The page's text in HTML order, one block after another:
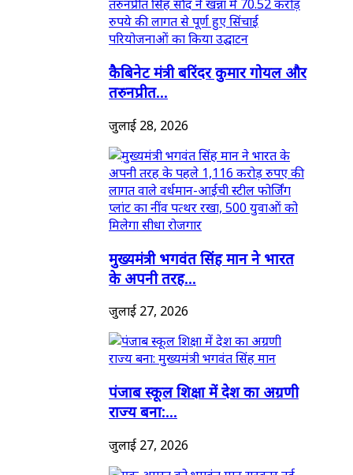
कैबिनेट मंत्री बरिंदर कुमार गोयल और
तरुनप्रीत...
जुलाई 28, 2026
मुख्यमंत्री भगवंत सिंह मान ने भारत
के अपनी तरह...
जुलाई 27, 2026
पंजाब स्कूल शिक्षा में देश का अग्रणी
राज्य बना:...
जुलाई 27, 2026